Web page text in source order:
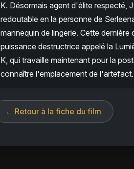
K. Désormais agent d'élite respecté,
redoutable en la personne de
mannequin de lingerie. Cette
puissance destructrice appelé la
K, qui travaille maintenant pour la
connaître l'emplacement de l'artefact.
← Retour à la fiche du film